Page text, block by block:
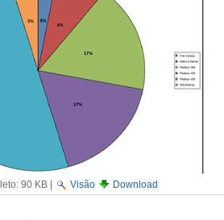
90 KB| Visão Download